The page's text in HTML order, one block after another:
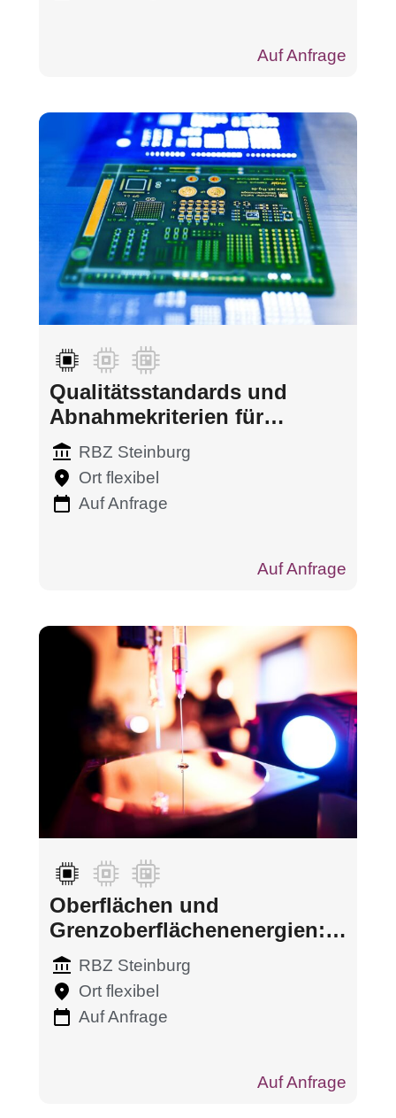
Auf Anfrage
Qualitätsstandards und
Abnahmekriterien für
elektronische Baugruppen
mit IPC-A-610
RBZ Steinburg
Ort flexibel
Auf Anfrage
Auf Anfrage
Oberflächen und
Grenzoberflächenenergien:
Eigenschaften, Analysen und
Messverfahren
RBZ Steinburg
Ort flexibel
Auf Anfrage
Auf Anfrage